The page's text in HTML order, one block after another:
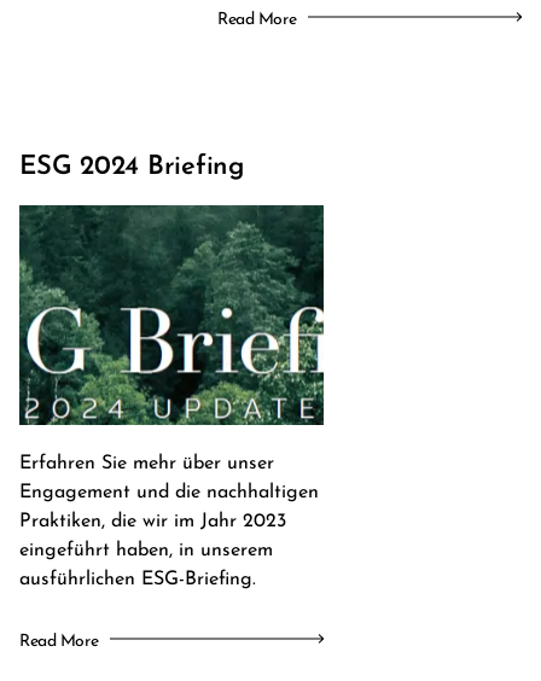
Read More
ESG 2024 Briefing
Erfahren Sie mehr über unser
Engagement und die nachhaltigen
Praktiken, die wir im Jahr 2023
eingeführt haben, in unserem
ausführlichen ESG-Briefing.
Read More